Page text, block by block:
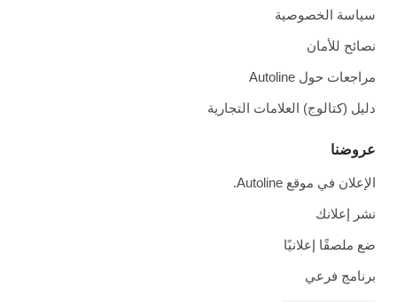
سياسة الخصوصية
نصائح للأمان
مراجعات حول Autoline
دليل (كتالوج) العلامات التجارية
عروضنا
الإعلان في موقع Autoline.
نشر إعلانك
ضع ملصقًا إعلانيًا
برنامج فرعي